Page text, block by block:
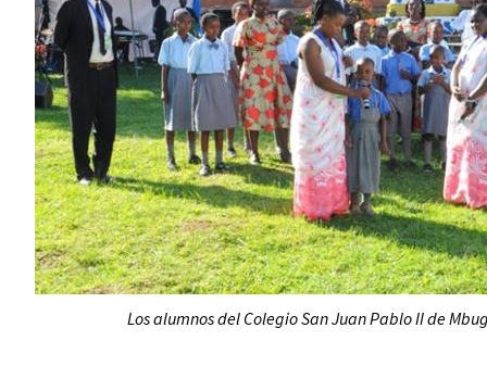
Los alumnos del Colegio San Juan Pablo II de